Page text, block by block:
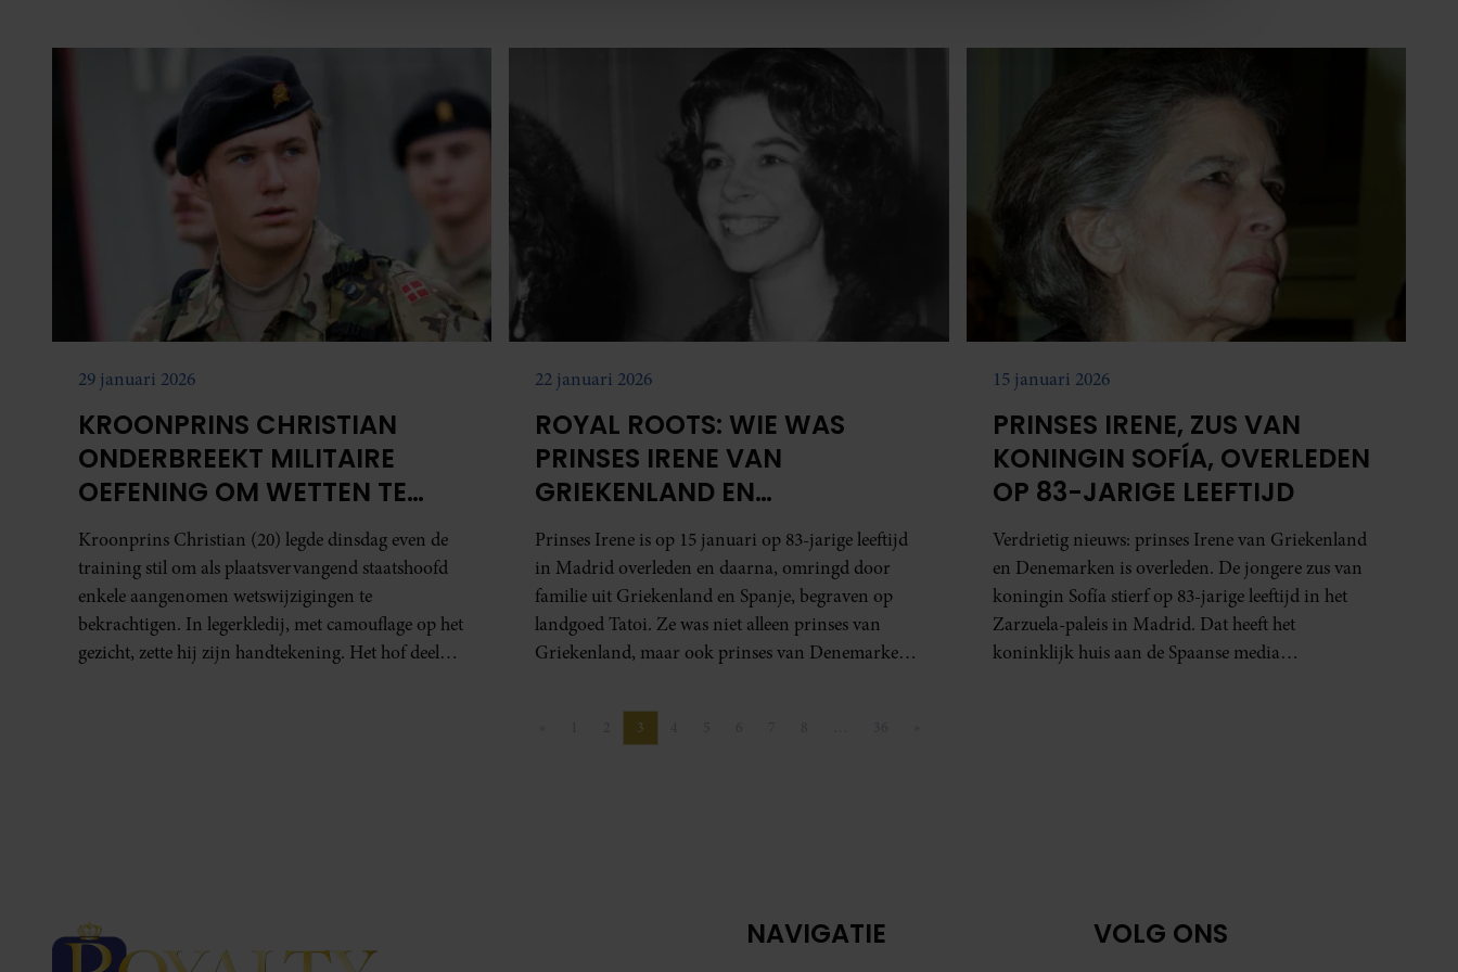
onze website blijft gebruiken.
29 januari 2026
KROONPRINS CHRISTIAN
ONDERBREEKT MILITAIRE
OEFENING OM WETTEN TE
TEKENEN
Kroonprins Christian (20) legde dinsdag even de
training stil om als plaatsvervangend staatshoofd
enkele aangenomen wetswijzigingen te
bekrachtigen. In legerkledij, met camouflage op het
gezicht, zette hij zijn handtekening. Het hof deelde
22 januari 2026
ROYAL ROOTS: WIE WAS
PRINSES IRENE VAN
GRIEKENLAND EN
DENEMARKEN? (1942 – 2026)
Prinses Irene is op 15 januari op 83-jarige leeftijd
in Madrid overleden en daarna, omringd door
familie uit Griekenland en Spanje, begraven op
landgoed Tatoi. Ze was niet alleen prinses van
Griekenland, maar ook prinses van Denemarken
Hoe zit die koninklijke puzzel precies in elkaar?
Royalty dook in haar geschiedenis en stamboom.
15 januari 2026
PRINSES IRENE, ZUS VAN
KONINGIN SOFÍA, OVERLEDEN
OP 83-JARIGE LEEFTIJD
Verdrietig nieuws: prinses Irene van Griekenland
en Denemarken is overleden. De jongere zus van
koningin Sofía stierf op 83-jarige leeftijd in het
Zarzuela-paleis in Madrid. Dat heeft het
koninklijk huis aan de Spaanse media
PaginaPagina
3
NAVIGATIE VOLG ONS